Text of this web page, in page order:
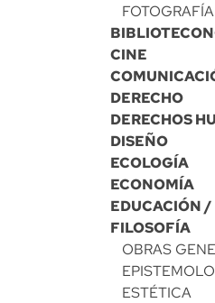
FOTOGRAFÍA
CINE
DERECHO
DERECHOS
DISEÑO
ECOLOGÍA
ECONOMÍA
EDUCACIÓN
FILOSOFÍA
OBRAS
ESTÉTICA